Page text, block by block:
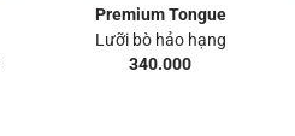
Premium Tongue
Lưỡi bò hảo hạng
340.000